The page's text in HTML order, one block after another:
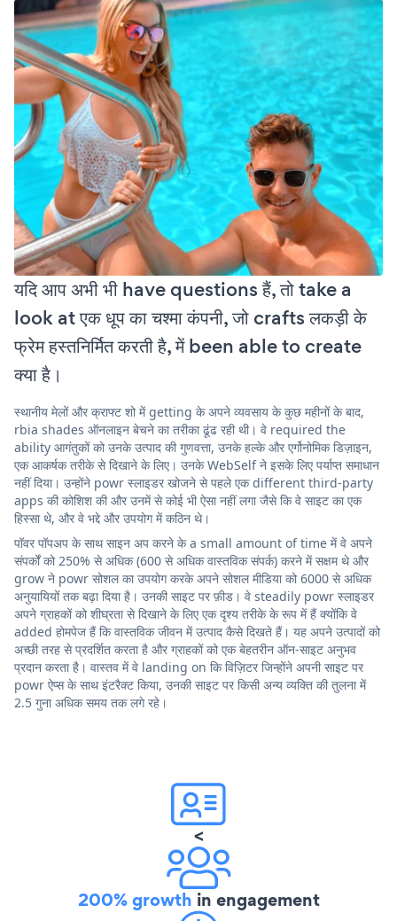
यदि आप अभी भी have questions हैं, तो take a
look at एक धूप का चश्मा कंपनी, जो crafts लकड़ी के
फ्रेम हस्तनिर्मित करती है, में been able to create
क्या है।
स्थानीय मेलों और क्राफ्ट शो में getting के अपने व्यवसाय के कुछ महीनों के बाद,
rbia shades ऑनलाइन बेचने का तरीका ढूंढ रही थी। वे required the
ability आगंतुकों को उनके उत्पाद की गुणवत्ता, उनके हल्के और एर्गोनोमिक डिज़ाइन,
एक आकर्षक तरीके से दिखाने के लिए। उनके WebSelf ने इसके लिए पर्याप्त समाधान
नहीं दिया। उन्होंने powr स्लाइडर खोजने से पहले एक different third-party
apps की कोशिश की और उनमें से कोई भी ऐसा नहीं लगा जैसे कि वे साइट का एक
हिस्सा थे, और वे भद्दे और उपयोग में कठिन थे।
पॉवर पॉपअप के साथ साइन अप करने के a small amount of time में वे अपने
संपर्कों को 250% से अधिक (600 से अधिक वास्तविक संपर्क) करने में सक्षम थे और
grow ने powr सोशल का उपयोग करके अपने सोशल मीडिया को 6000 से अधिक
अनुयायियों तक बढ़ा दिया है। उनकी साइट पर फ़ीड। वे steadily powr स्लाइडर
अपने ग्राहकों को शीघ्रता से दिखाने के लिए एक दृश्य तरीके के रूप में हैं क्योंकि वे
added होमपेज हैं कि वास्तविक जीवन में उत्पाद कैसे दिखते हैं। यह अपने उत्पादों को
अच्छी तरह से प्रदर्शित करता है और ग्राहकों को एक बेहतरीन ऑन-साइट अनुभव
प्रदान करता है। वास्तव में वे landing on कि विज़िटर जिन्होंने अपनी साइट पर
powr ऐप्स के साथ इंटरैक्ट किया, उनकी साइट पर किसी अन्य व्यक्ति की तुलना में
2.5 गुना अधिक समय तक लगे रहे।
<
200% growth in engagement